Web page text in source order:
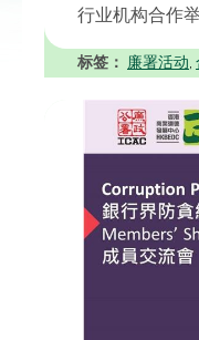
行业机构合作
标签： 廉署活动,